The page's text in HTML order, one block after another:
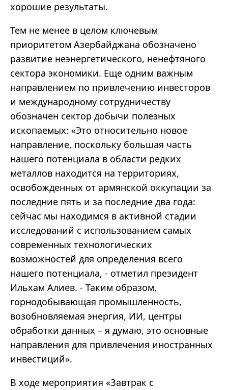
хорошие результаты.
Тем не менее в целом ключевым
приоритетом Азербайджана обозначено
развитие неэнергетического, ненефтяного
сектора экономики. Еще одним важным
направлением по привлечению инвесторов
и международному сотрудничеству
обозначен сектор добычи полезных
ископаемых: «Это относительно новое
направление, поскольку большая часть
нашего потенциала в области редких
металлов находится на территориях,
освобожденных от армянской оккупации за
последние пять и за последние два года:
сейчас мы находимся в активной стадии
исследований с использованием самых
современных технологических
возможностей для определения всего
нашего потенциала, - отметил президент
Ильхам Алиев. - Таким образом,
горнодобывающая промышленность,
возобновляемая энергия, ИИ, центры
обработки данных – я думаю, это основные
направления для привлечения иностранных
инвестиций».
В ходе мероприятия «Завтрак с